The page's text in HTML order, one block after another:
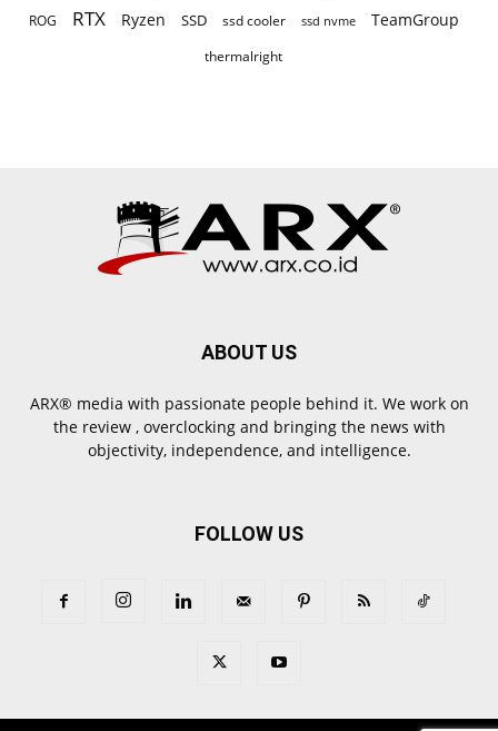
ROG RTX Ryzen SSD ssd cooler ssd nvme TeamGroup
thermalright
ABOUT US
ARX® media with passionate people behind it. We work on
the review , overclocking and bringing the news with
objectivity, independence, and intelligence.
FOLLOW US